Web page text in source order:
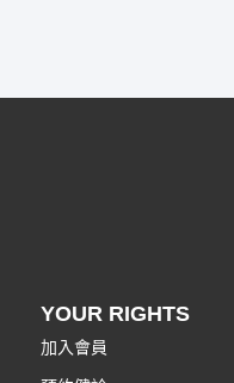
YOUR RIGHTS
加入會員